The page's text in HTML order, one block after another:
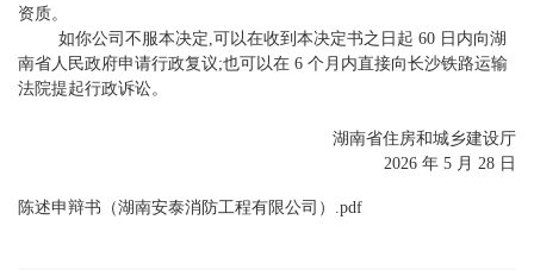
资质。
如你公司不服本决定,可以在收到本决定书之日起 60 日内向湖
南省人民政府申请行政复议;也可以在 6 个月内直接向长沙铁路运输
法院提起行政诉讼。
湖南省住房和城乡建设厅
2026 年 5 月 28 日
陈述申辩书（湖南安泰消防工程有限公司）.pdf